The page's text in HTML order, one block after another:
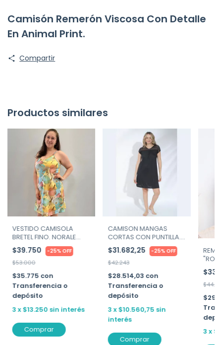
Camisón Remerón Viscosa Con Detalle
En Animal Print.
Compartir
Productos similares
VESTIDO CAMISOLA
BRETEL FINO. NORALE
ART. 7572
$39.750 -25% OFF
$53.000
$35.775 con
Transferencia o
depósito
3 x$13.250 sin interés
Comprar
CAMISON MANGAS
CORTAS CON PUNTILLA.
WASSARETTE ART.
31101/2
$31.682,25 -25% OFF
$42.243
$28.514,03 con
Transferencia o
depósito
3x$10.560,75 sin
interés
Comprar
3 x